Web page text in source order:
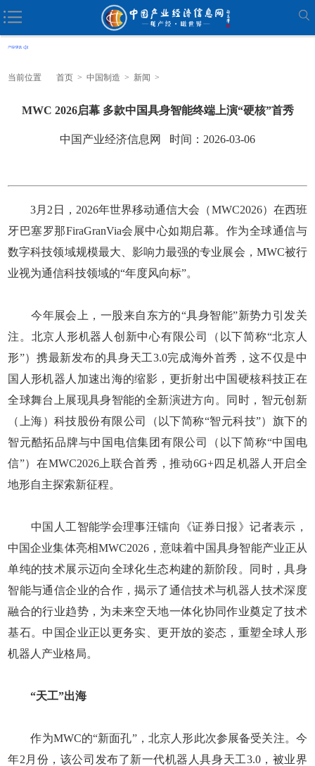
当前位置 首页 > 中国制造 > 新闻 >
MWC 2026启幕 多款中国具身智能终端上演“硬核”首秀
中国产业经济信息网 时间：2026-03-06
3月2日，2026年世界移动通信大会（MWC2026）在西班
牙巴塞罗那FiraGranVia会展中心如期启幕。作为全球通信与
数字科技领域规模最大、影响力最强的专业展会，MWC被行
业视为通信科技领域的“年度风向标”。
今年展会上，一股来自东方的“具身智能”新势力引发关
注。北京人形机器人创新中心有限公司（以下简称“北京人
形”）携最新发布的具身天工3.0完成海外首秀，这不仅是中
国人形机器人加速出海的缩影，更折射出中国硬核科技正在
全球舞台上展现具身智能的全新演进方向。同时，智元创新
（上海）科技股份有限公司（以下简称“智元科技”）旗下的
智元酷拓品牌与中国电信集团有限公司（以下简称“中国电
信”）在MWC2026上联合首秀，推动6G+四足机器人开启全
地形自主探索新征程。
中国人工智能学会理事汪镭向《证券日报》记者表示，
中国企业集体亮相MWC2026，意味着中国具身智能产业正从
单纯的技术展示迈向全球化生态构建的新阶段。同时，具身
智能与通信企业的合作，揭示了通信技术与机器人技术深度
融合的行业趋势，为未来空天地一体化协同作业奠定了技术
基石。中国企业正以更务实、更开放的姿态，重塑全球人形
机器人产业格局。
“天工”出海
作为MWC的“新面孔”，北京人形此次参展备受关注。今
年2月份，该公司发布了新一代机器人具身天工3.0，被业界